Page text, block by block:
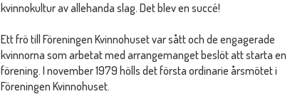
kvinnokultur av allehanda slag. Det blev en succé!
Ett frö till Föreningen Kvinnohuset var sått och de engagerade
kvinnorna som arbetat med arrangemanget beslöt att starta en
förening. I november 1979 hölls det första ordinarie årsmötet i
Föreningen Kvinnohuset.